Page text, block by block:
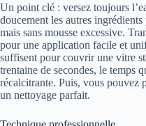
Un point clé : versez toujours
doucement les autres
mais sans mousse excessive.
pour une application facile et
suffisent pour couvrir une vitre
trentaine de secondes, le temps
récalcitrante. Puis, vous pouvez
un nettoyage parfait.